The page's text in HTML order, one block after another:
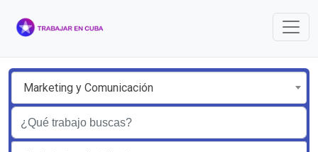
Marketing y Comunicación